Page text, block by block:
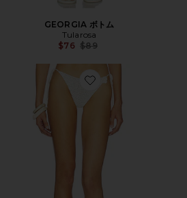
GEORGIA ボトム
Tularosa
$76 Previous price:
$89
Favorite LAKEISHA ボトム